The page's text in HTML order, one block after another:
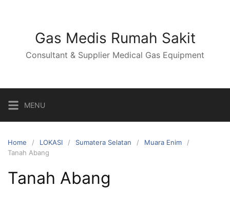
Gas Medis Rumah Sakit
Consultant & Supplier Medical Gas Equipment
MENU
Home LOKASI Sumatera Selatan
Muara Enim
Tanah Abang
Tanah Abang